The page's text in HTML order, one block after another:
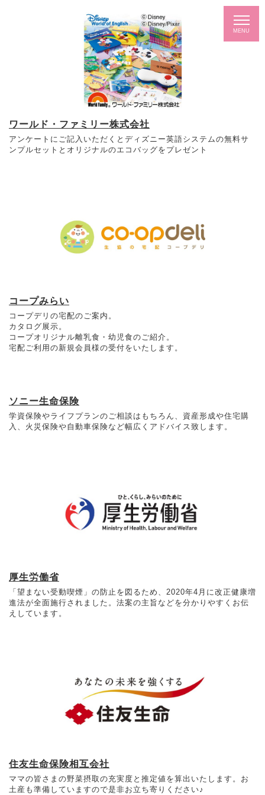
ワールド・ファミリー株式会社
アンケートにご記入いただくとディズニー英語システムの無料サ
ンプルセットとオリジナルのエコバッグをプレゼント
コープみらい
コープデリの宅配のご案内。
カタログ展示。
コープオリジナル離乳食・幼児食のご紹介。
宅配ご利用の新規会員様の受付をいたします。
ソニー生命保険
学資保険やライフプランのご相談はもちろん、資産形成や住宅購
入、火災保険や自動車保険など幅広くアドバイス致します。
厚生労働省
「望まない受動喫煙」の防止を図るため、2020年4月に改正健康増
進法が全面施行されました。法案の主旨などを分かりやすくお伝
えしています。
住友生命保険相互会社
ママの皆さまの野菜摂取の充実度と推定値を算出いたします。お
土産も準備していますので是非お立ち寄りください♪